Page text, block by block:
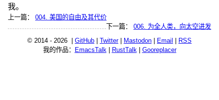
我。
上一篇： 004. 美国的自由及其代价
下一篇： 006. 为全人类，向太空进发
© 2014 - 2026 | GitHub | Twitter| Mastodon | Email | RSS
我的作品： EmacsTalk | RustTalk | Gooreplacer